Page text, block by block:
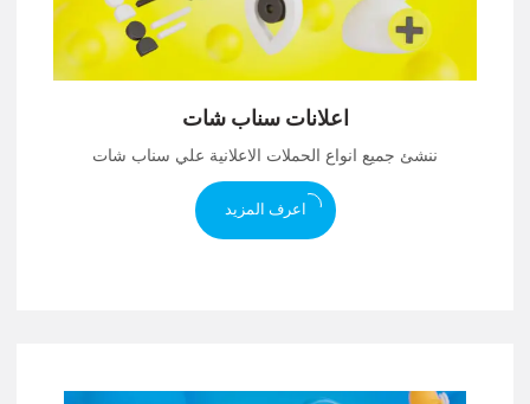
اعلانات سناب شات
ننشئ جميع انواع الحملات الاعلانية علي سناب شات
اعرف المزيد